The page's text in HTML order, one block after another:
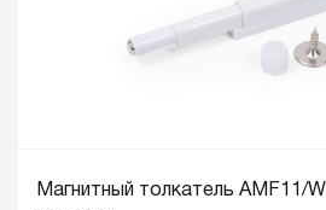
Магнитный толкатель AMF11/W